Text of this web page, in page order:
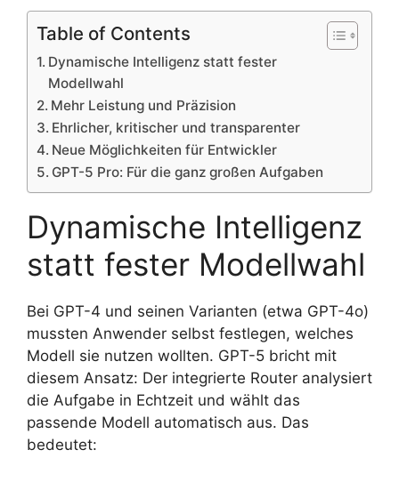
Table of Contents
Dynamische Intelligenz statt fester
Modellwahl
Mehr Leistung und Präzision
Ehrlicher, kritischer und transparenter
Neue Möglichkeiten für Entwickler
GPT-5 Pro: Für die ganz großen Aufgaben
Dynamische Intelligenz
statt fester Modellwahl
Bei GPT-4 und seinen Varianten (etwa GPT-4o)
mussten Anwender selbst festlegen, welches
Modell sie nutzen wollten. GPT-5 bricht mit
diesem Ansatz: Der integrierte Router analysiert
die Aufgabe in Echtzeit und wählt das
passende Modell automatisch aus. Das
bedeutet: